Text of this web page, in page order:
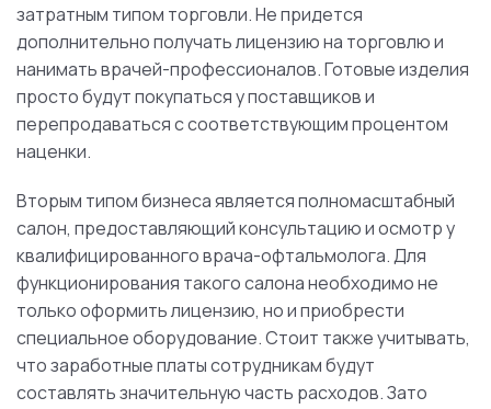
затратным типом торговли. Не придется
дополнительно получать лицензию на торговлю и
нанимать врачей-профессионалов. Готовые изделия
просто будут покупаться у поставщиков и
перепродаваться с соответствующим процентом
наценки.
Вторым типом бизнеса является полномасштабный
салон, предоставляющий консультацию и осмотр у
квалифицированного врача-офтальмолога. Для
функционирования такого салона необходимо не
только оформить лицензию, но и приобрести
специальное оборудование. Стоит также учитывать,
что заработные платы сотрудникам будут
составлять значительную часть расходов. Зато